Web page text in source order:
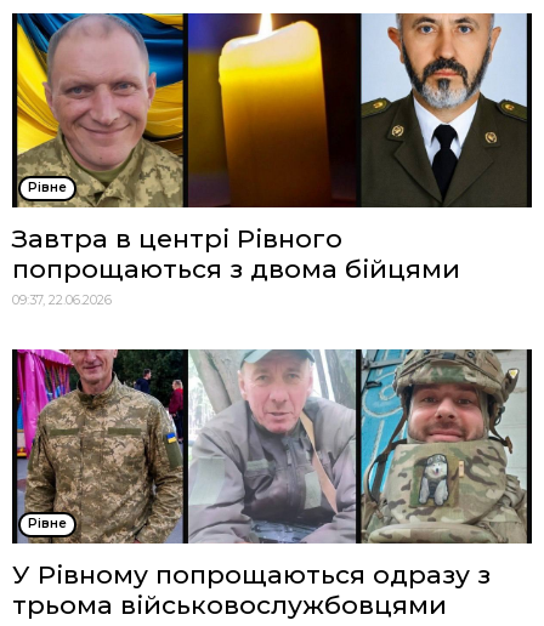
Рівне
Завтра в центрі Рівного
попрощаються з двома бійцями
09:37, 22.06.2026
Рівне
У Рівному попрощаються одразу з
трьома військовослужбовцями